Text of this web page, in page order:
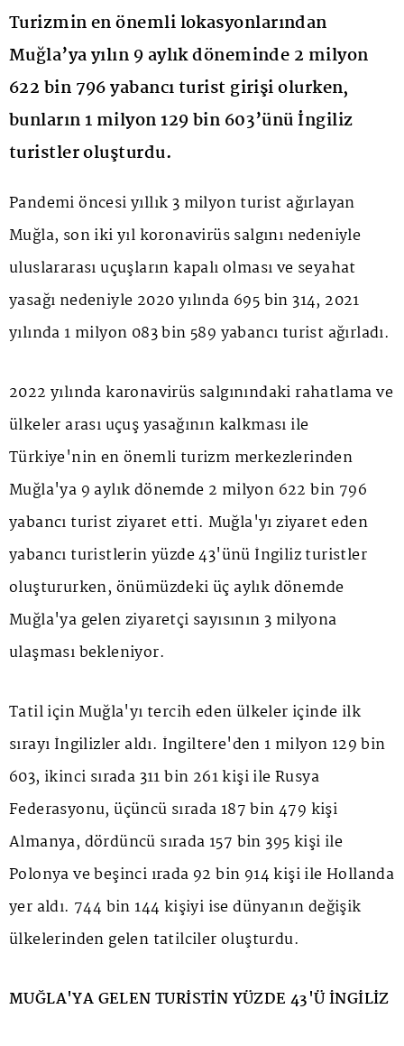
Turizmin en önemli lokasyonlarından
Muğla’ya yılın 9 aylık döneminde 2 milyon
622 bin 796 yabancı turist girişi olurken,
bunların 1 milyon 129 bin 603’ünü İngiliz
turistler oluşturdu.
Pandemi öncesi yıllık 3 milyon turist ağırlayan
Muğla, son iki yıl koronavirüs salgını nedeniyle
uluslararası uçuşların kapalı olması ve seyahat
yasağı nedeniyle 2020 yılında 695 bin 314, 2021
yılında 1 milyon 083 bin 589 yabancı turist ağırladı.
2022 yılında karonavirüs salgınındaki rahatlama ve
ülkeler arası uçuş yasağının kalkması ile
Türkiye'nin en önemli turizm merkezlerinden
Muğla'ya 9 aylık dönemde 2 milyon 622 bin 796
yabancı turist ziyaret etti. Muğla'yı ziyaret eden
yabancı turistlerin yüzde 43'ünü İngiliz turistler
oluştururken, önümüzdeki üç aylık dönemde
Muğla'ya gelen ziyaretçi sayısının 3 milyona
ulaşması bekleniyor.
Tatil için Muğla'yı tercih eden ülkeler içinde ilk
sırayı İngilizler aldı. İngiltere'den 1 milyon 129 bin
603, ikinci sırada 311 bin 261 kişi ile Rusya
Federasyonu, üçüncü sırada 187 bin 479 kişi
Almanya, dördüncü sırada 157 bin 395 kişi ile
Polonya ve beşinci ırada 92 bin 914 kişi ile Hollanda
yer aldı. 744 bin 144 kişiyi ise dünyanın değişik
ülkelerinden gelen tatilciler oluşturdu.
MUĞLA'YA GELEN TURİSTİN YÜZDE 43'Ü İNGİLİZ